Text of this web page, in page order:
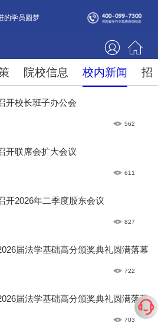
的学员圆梦
院校信息 校内新闻 招
开校长班子办公会
562
开联席会扩大会议
611
开2026年二季度股东会议
827
届法学基础高分颁奖典礼圆满落幕
722
届法学基础高分颁奖典礼圆满落幕
703